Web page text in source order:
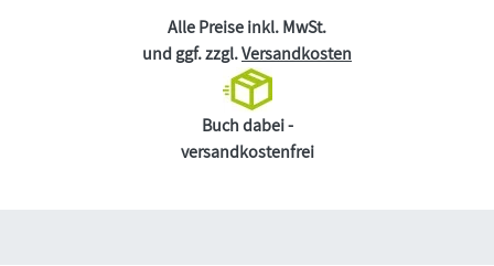
Alle Preise inkl. MwSt.
und ggf. zzgl.Versandkosten
Buch dabei -
versandkostenfrei